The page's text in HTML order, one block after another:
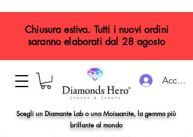
Accedi
Scegli un Diamante Lab o una Moissanite, la gemma più
brillante al mondo
Chiusura estiva. Tutti i nuovi ordini
saranno elaborati dal 28 agosto